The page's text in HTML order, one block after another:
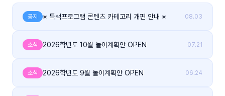
그
공지 ※ 특색프로그램 콘텐츠 카테고리 개편 안내 ※ 08.03
소식 2026학년도 10월 놀이계획안 OPEN 07.21
소식 2026학년도 9월 놀이계획안 OPEN 06.24